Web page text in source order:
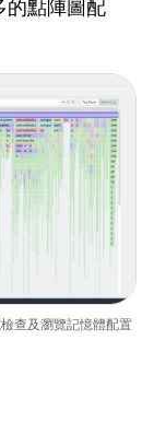
的點陣圖配
查及瀏覽記憶體配置